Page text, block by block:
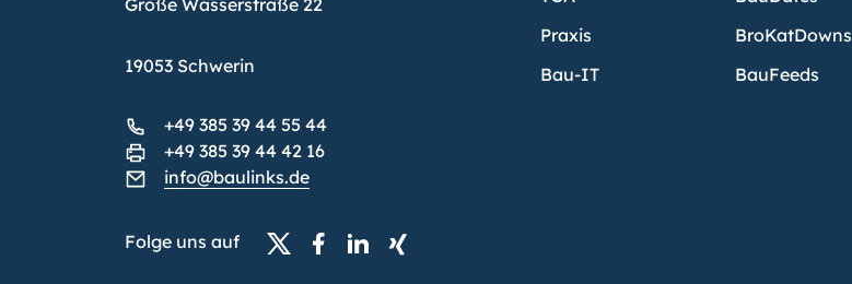
Große Wasserstraße 22
19053 Schwerin
+49 385 39 44 55 44
+49 385 39 44 42 16
info@baulinks.de
Folge uns auf
Praxis
Bau-IT
BroKatDowns
BauFeeds